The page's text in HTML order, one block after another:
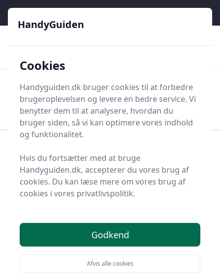
HandyGuiden
Søg nu
Søg nu
Diverse værktøj
Diverse værktøj og tilbehør
Krydslaser
Topliste over de 11
2025
Leder du efter de bedste krydslasere? På
HandyGuiden har vi udvalgt 11 produkter, så du let kan
HandyGuiden
Cookies
Handyguiden.dk bruger cookies til at forbedre
brugeroplevelsen og levere en bedre service. Vi
benytter dem til at analysere, hvordan du
bruger siden, så vi kan optimere vores indhold
og funktionalitet.
Hvis du fortsætter med at bruge
Handyguiden.dk, accepterer du vores brug af
cookies. Du kan læse mere om vores brug af
cookies i vores privatlivspolitik.
Godkend
Afvis alle cookies